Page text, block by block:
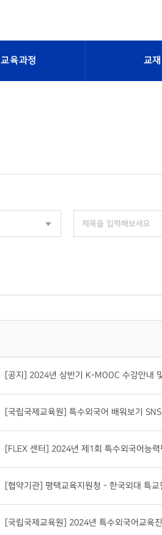
교육과정 교재
[공지] 2024년 상반기 K-MOOC 수강안내
[국립국제교육원] 특수외국어 배워보기
[FLEX 센터] 2024년 제1회 특수외국어능
[협약기관] 평택교육지원청 - 한국외대 특
[국립국제교육원] 2024년 특수외국어교육